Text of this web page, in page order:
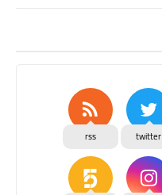
twitter
rss